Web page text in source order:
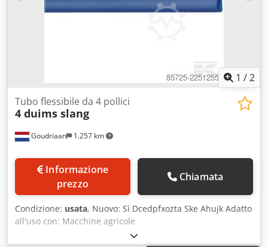
1 /2
Goudriaan 1.257 km
Tubo flessibile da 4 pollici
4 duims slang
prezzo
Chiamata
Condizione: usata, Nuovo: Sì Dcedpfxozta Ske Ahujk Adatto
all'uso con: Macchine agricole